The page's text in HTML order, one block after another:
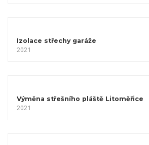
Izolace střechy garáže
2021
Výměna střešního pláště Litoměřice
2021